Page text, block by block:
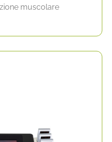
muscolare